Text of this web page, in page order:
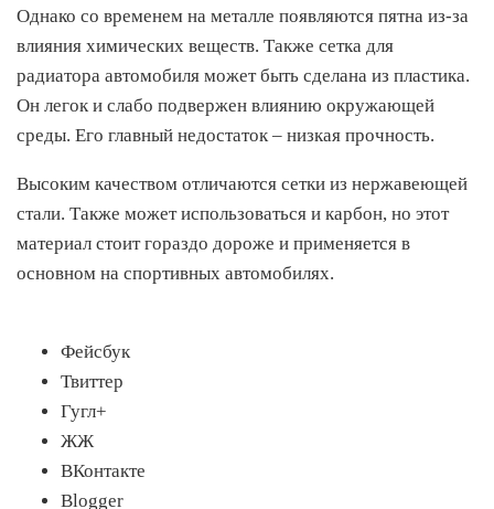
Однако со временем на металле появляются пятна из-за
влияния химических веществ. Также сетка для
радиатора автомобиля может быть сделана из пластика.
Он легок и слабо подвержен влиянию окружающей
среды. Его главный недостаток – низкая прочность.
Высоким качеством отличаются сетки из нержавеющей
стали. Также может использоваться и карбон, но этот
материал стоит гораздо дороже и применяется в
основном на спортивных автомобилях.
Фейсбук
Твиттер
Гугл+
ЖЖ
ВКонтакте
Blogger